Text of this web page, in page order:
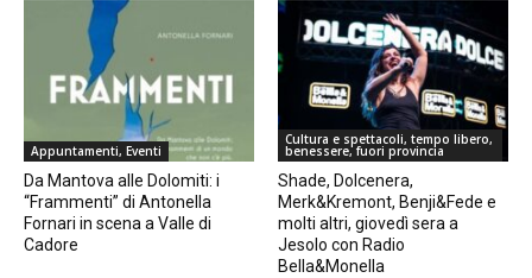
Appuntamenti, Eventi
Da Mantova alle Dolomiti: i
“Frammenti” di Antonella
Fornari in scena a Valle di
Cadore
Cultura e spettacoli, tempo libero,
benessere, fuori provincia
Shade, Dolcenera,
Merk&Kremont, Benji&Fede e
molti altri, giovedì sera a
Jesolo con Radio
Bella&Monella